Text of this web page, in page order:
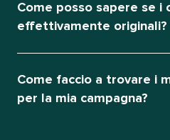
Come posso sapere se i
effettivamente originali?​​
Come faccio a trovare i
per la mia campagna?​​